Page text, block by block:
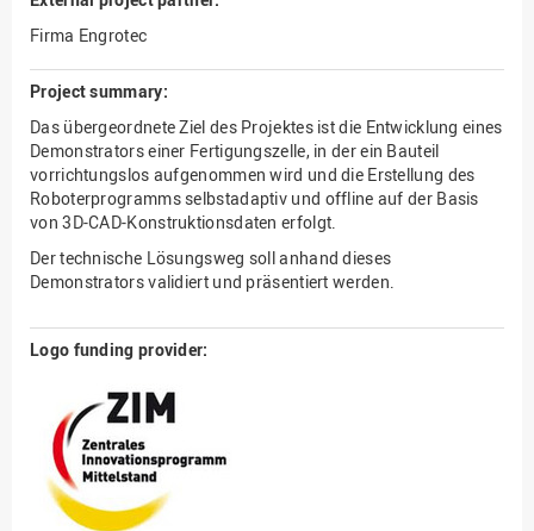
Firma Engrotec
Project summary:
Das übergeordnete Ziel des Projektes ist die Entwicklung eines
Demonstrators einer Fertigungszelle, in der ein Bauteil
vorrichtungslos aufgenommen wird und die Erstellung des
Roboterprogramms selbstadaptiv und offline auf der Basis
von 3D-CAD-Konstruktionsdaten erfolgt.
Der technische Lösungsweg soll anhand dieses
Demonstrators validiert und präsentiert werden.
Logo funding provider: